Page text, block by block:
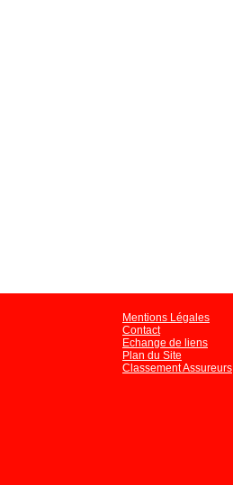
Mentions Légales
Contact
Echange de liens
Plan du Site
Classement Assureurs